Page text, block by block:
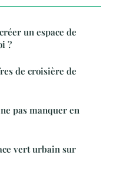
un espace de
?
de croisière de
pas manquer en
vert urbain sur